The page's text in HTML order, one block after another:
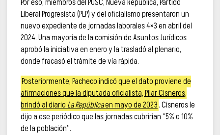
Por eso, miembros del PUSC, Nueva República, Partido
Liberal Progresista (PLP) y del oficialismo presentaron un
nuevo expediente de jornadas laborales 4×3 en abril del
2024. Una mayoría de la comisión de Asuntos Jurídicos
aprobó la iniciativa en enero y la trasladó al plenario,
donde fracasó el trámite de vía rápida.
Posteriormente, Pacheco indicó que el dato proviene de
afirmaciones que la diputada oficialista, Pilar Cisneros,
brindó al diario La Repúblicaen mayo de 2023. Cisneros le
dijo a ese periódico que las jornadas cubrirían “5% o 10%
de la población”.